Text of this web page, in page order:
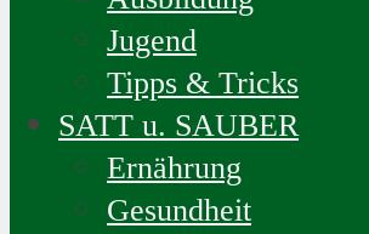
Jugend
Tipps & Tricks
SATT u. SAUBER
Ernährung
Gesundheit